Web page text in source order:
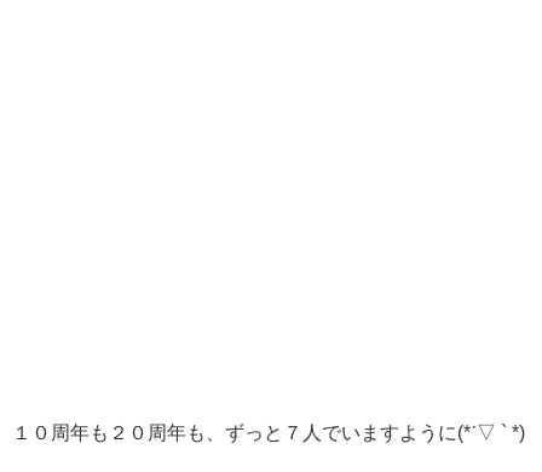
１０周年も２０周年も、ずっと７人でいますように(*ˊ▽ ` *)